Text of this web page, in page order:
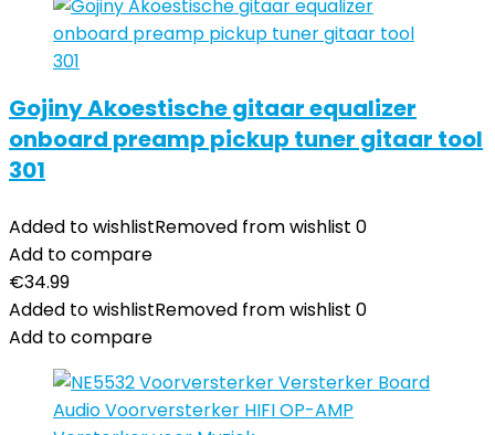
Gojiny Akoestische gitaar equalizer
onboard preamp pickup tuner gitaar tool
301
Added to wishlistRemoved from wishlist 0
Add to compare
€34.99
Added to wishlistRemoved from wishlist 0
Add to compare